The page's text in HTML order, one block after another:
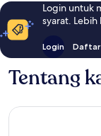
Login untuk
syarat.
Login Daftar
Tentang